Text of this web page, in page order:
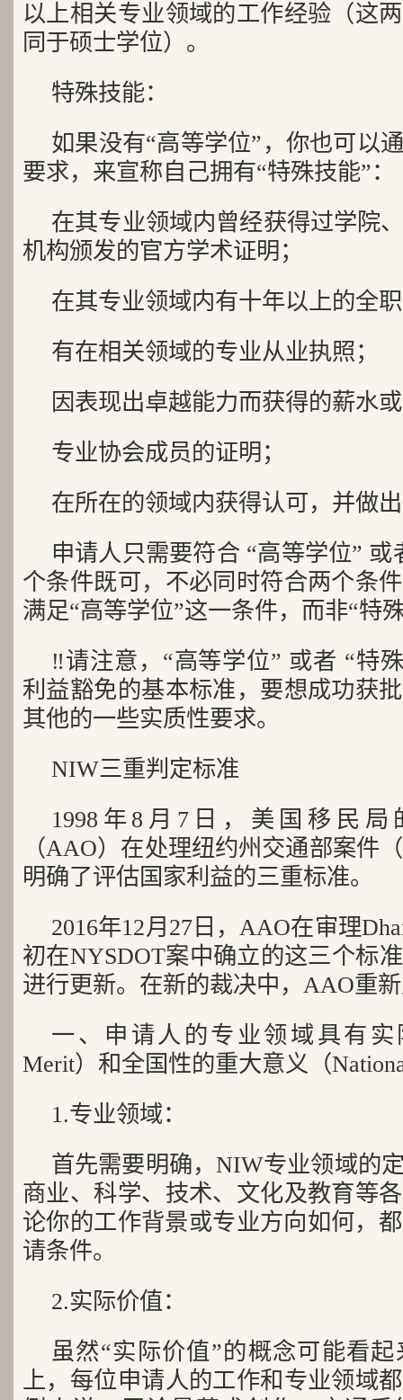
以上相关专业领域的工作经验（这
同于硕士学位）。
特殊技能：
如果没有“高等学位”，你也可以
要求，来宣称自己拥有“特殊技能”：
在其专业领域内曾经获得过学院
机构颁发的官方学术证明；
在其专业领域内有十年以上的全
有在相关领域的专业从业执照；
因表现出卓越能力而获得的薪水
专业协会成员的证明；
在所在的领域内获得认可，并做
申请人只需要符合 “高等学位” 或
个条件既可，不必同时符合两个条
满足“高等学位”这一条件，而非“特
‼️请注意，“高等学位” 或者 “特
利益豁免的基本标准，要想成功获
其他的一些实质性要求。
NIW三重判定标准
1998年8月7日，美国移民
（AAO）在处理纽约州交通部案件
明确了评估国家利益的三重标准。
2016年12月27日，AAO在审理
初在NYSDOT案中确立的这三个标
进行更新。在新的裁决中，AAO重
一、申请人的专业领域具有实
Merit）和全国性的重大意义（
1.专业领域：
首先需要明确，NIW专业领域的
商业、科学、技术、文化及教育等
论你的工作背景或专业方向如何，
请条件。
2.实际价值：
虽然“实际价值”的概念可能看
上，每位申请人的工作和专业领域